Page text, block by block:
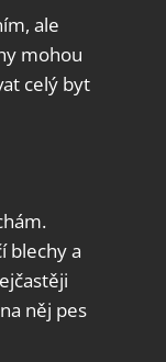
ale
mohou
celý byt
blechy a
něj pes